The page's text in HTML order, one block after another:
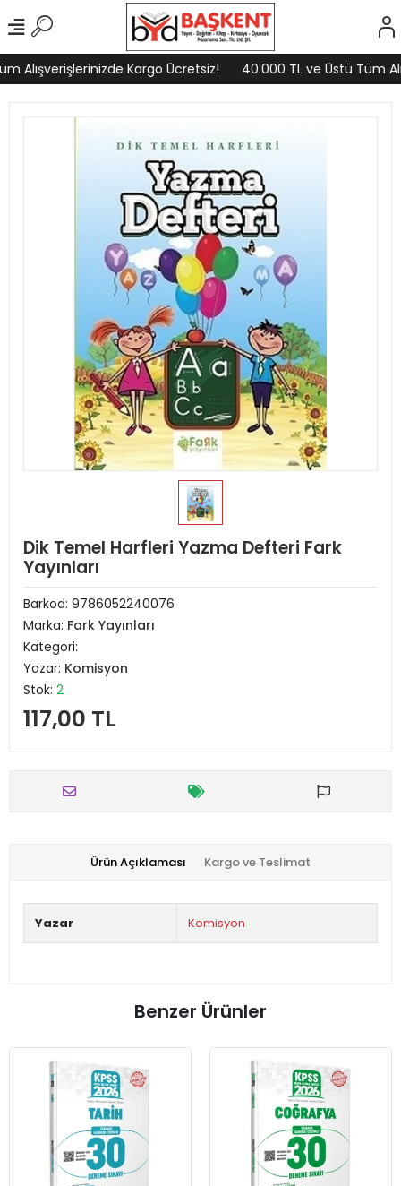
Alışverişlerinizde Kargo Ücretsiz! 40.000 TL ve Üstü Tüm
Dik Temel Harfleri Yazma Defteri Fark
Yayınları
Barkod: 9786052240076
Marka: Fark Yayınları
Kategori:
Yazar: Komisyon
Stok: 2
117,00 TL
Ürün Açıklaması Kargo ve Teslimat
Yazar Komisyon
Benzer Ürünler